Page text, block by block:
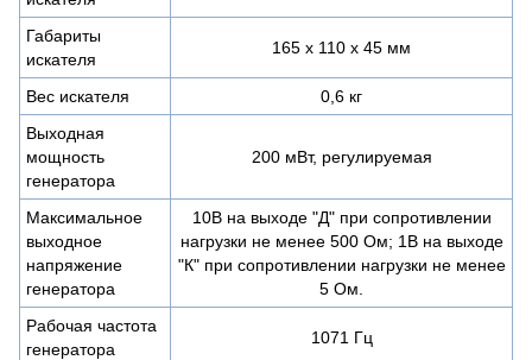
Габариты
искателя
165 x 110 x 45 мм
Вес искателя
0,6 кг
Выходная
мощность
генератора
200 мВт, регулируемая
Максимальное
выходное
напряжение
генератора
10В на выходе "Д" при сопротивлении
нагрузки не менее 500 Ом; 1В на выходе
"К" при сопротивлении нагрузки не менее
5 Ом.
Рабочая частота
генератора
1071 Гц